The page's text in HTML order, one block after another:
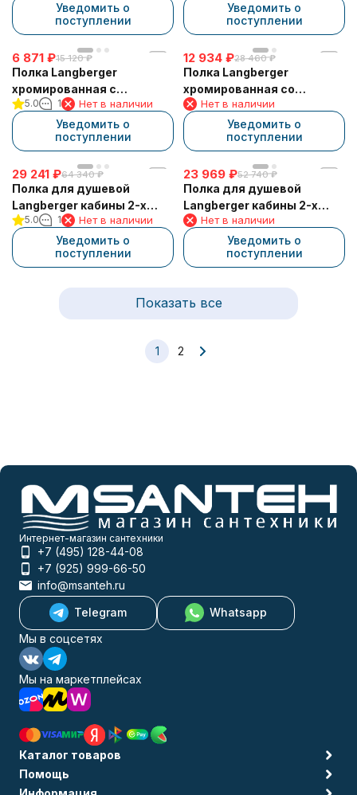
Уведомить о
поступлении
Уведомить о
поступлении
6 871 ₽15 120 ₽
Полка Langberger
хромированная с
резиновым покрытием
anti-slip 38051F
5.0 1 Нет в наличии
Уведомить о
поступлении
12 934 ₽28 460 ₽
Полка Langberger
хромированная со
стеклом квадратная к
стене 60 см 36051A
Нет в наличии
Уведомить о
поступлении
29 241 ₽64 340 ₽
Полка для душевой
Langberger кабины 2-х
этажная 70164
5.0 1 Нет в наличии
Уведомить о
поступлении
23 969 ₽52 740 ₽
Полка для душевой
Langberger кабины 2-х
этажная с плоским
бортом 70264
Нет в наличии
Уведомить о
поступлении
Показать все
1 2
Интернет-магазин сантехники
+7 (495) 128-44-08
+7 (925) 999-66-50
info@msanteh.ru
Telegram
Whatsapp
Мы в соцсетях
Мы на маркетплейсах
Каталог товаров
Помощь